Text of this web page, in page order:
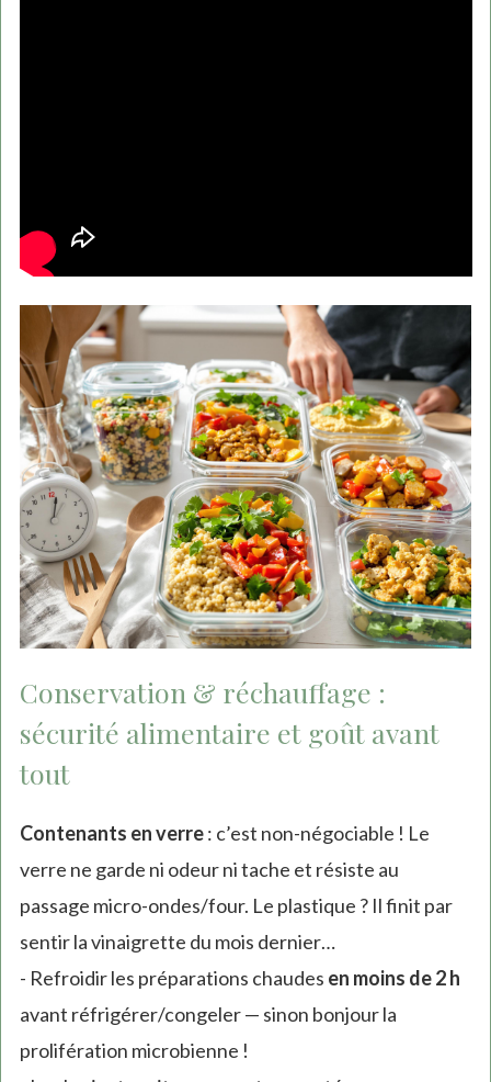
Conservation & réchauffage :
sécurité alimentaire et goût avant
tout
Contenants en verre: c’est non-négociable ! Le
verre ne garde ni odeur ni tache et résiste au
passage micro-ondes/four. Le plastique ? Il finit par
sentir la vinaigrette du mois dernier…
- Refroidir les préparations chaudes en moins de 2 h
avant réfrigérer/congeler — sinon bonjour la
prolifération microbienne !